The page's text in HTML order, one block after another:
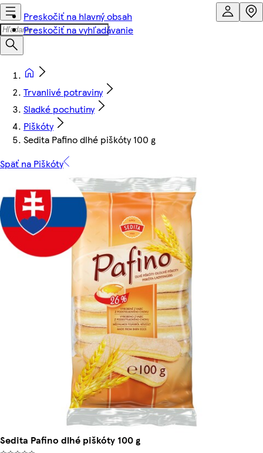
Preskočiť na hlavný obsah
Preskočiť na vyhľadávanie
Trvanlivé potraviny
Sladké pochutiny
Piškóty
Sedita Pafino dlhé piškóty 100 g
Späť na Piškóty
Sedita Pafino dlhé piškóty 100 g